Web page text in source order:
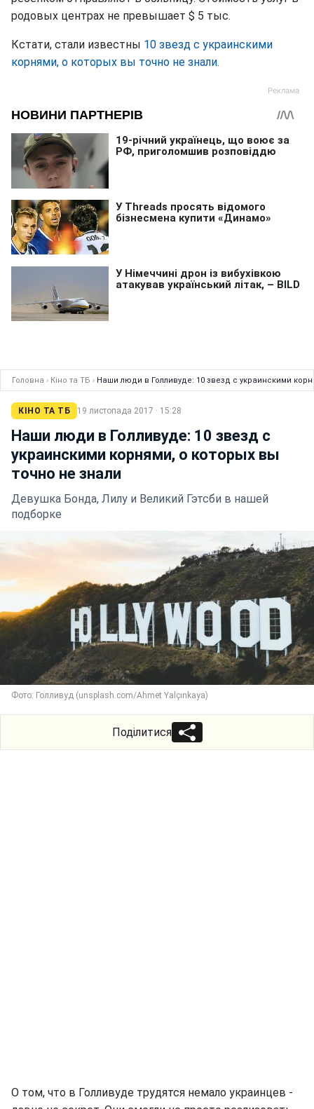
родовых центрах не превышает $ 5 тыс.
Кстати, стали известны 10 звезд с украинскими
корнями, о которых вы точно не знали.
Головна › Кіно та ТБ › Наши люди в Голливуде: 10 звезд с украинскими
КІНО ТА ТБ 19 листопада 2017 · 15:28
Наши люди в Голливуде: 10 звезд с
украинскими корнями, о которых вы
точно не знали
Девушка Бонда, Лилу и Великий Гэтсби в нашей
подборке
Фото: Голливуд (unsplash.com/Ahmet Yalçınkaya)
Поділитися
О том, что в Голливуде трудятся немало украинцев -